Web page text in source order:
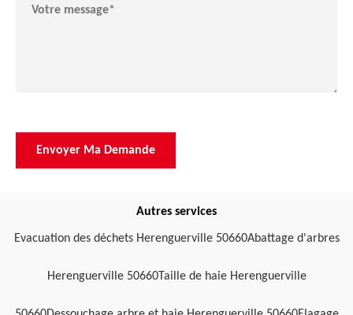
Autres services
Evacuation des déchets Herenguerville 50660Abattage d'arbres
Herenguerville 50660Taille de haie Herenguerville